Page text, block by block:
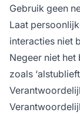
Gebruik geen
Laat
interacties niet
Negeer niet
zoals